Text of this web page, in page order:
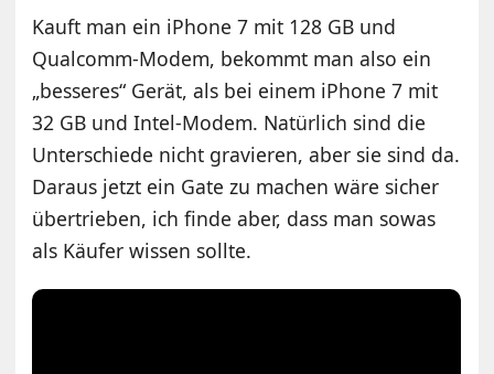
Kauft man ein iPhone 7 mit 128 GB und
Qualcomm-Modem, bekommt man also ein
„besseres“ Gerät, als bei einem iPhone 7 mit
32 GB und Intel-Modem. Natürlich sind die
Unterschiede nicht gravieren, aber sie sind da.
Daraus jetzt ein Gate zu machen wäre sicher
übertrieben, ich finde aber, dass man sowas
als Käufer wissen sollte.